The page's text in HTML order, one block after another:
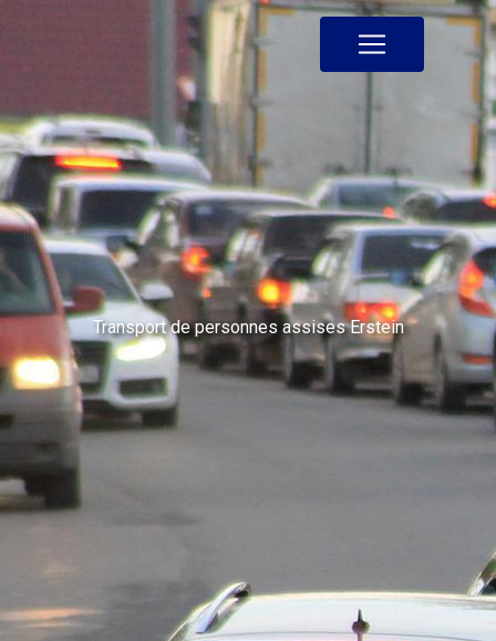
Transport de personnes assises Erstein
Panneau de gestion des cookies